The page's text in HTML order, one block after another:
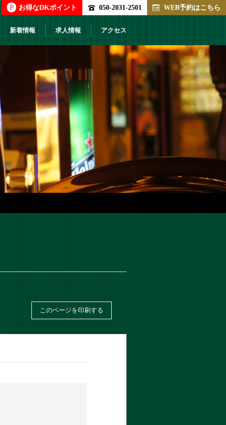
P お得なDKポイント 050-2031-2501 WEB予約はこちら
新着情報 求人情報 アクセス